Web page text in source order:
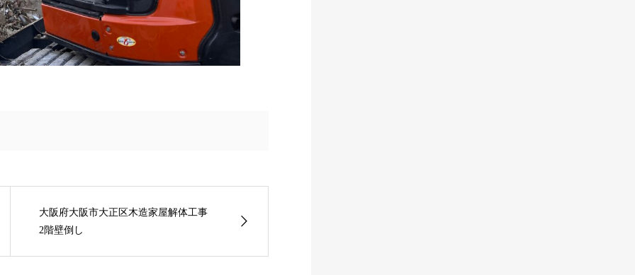
大阪府大阪市大正区木造家屋解体工事
2階壁倒し